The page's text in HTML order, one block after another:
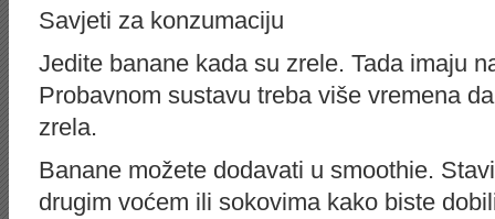
Savjeti za konzumaciju
Jedite banane kada su zrele. Tada imaju
Probavnom sustavu treba više vremena
zrela.
Banane možete dodavati u smoothie.
drugim voćem ili sokovima kako biste